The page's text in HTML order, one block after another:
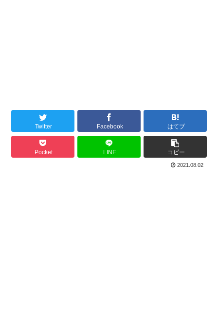
Twitter Facebook はてブ
Pocket LINE コピー
2021.08.02